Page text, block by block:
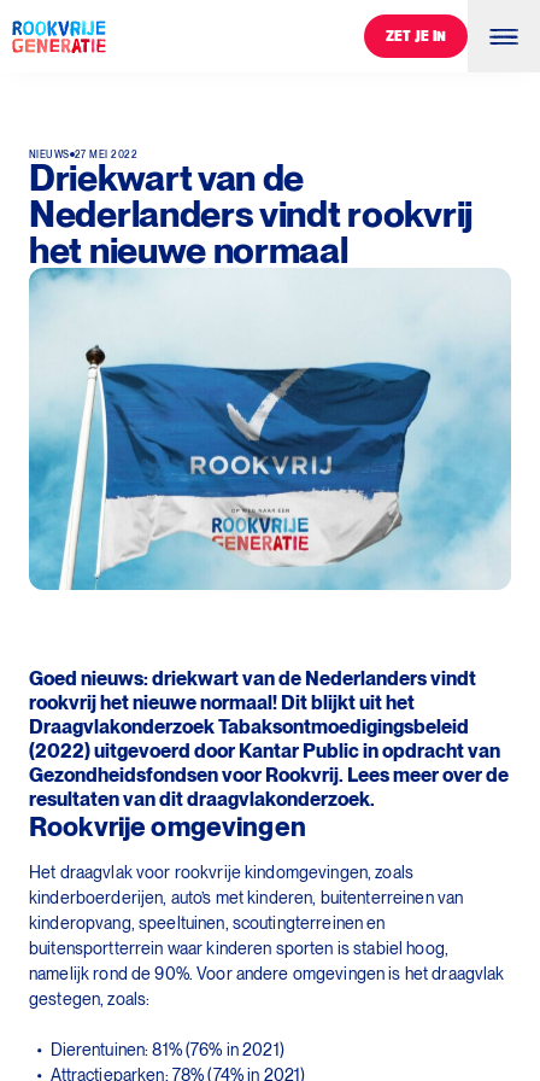
ZET JE IN
ZET JE IN
0%
NIEUWS 27 MEI 2022
Driekwart van de
Nederlanders vindt rookvrij
het nieuwe normaal
Goed nieuws: driekwart van de Nederlanders vindt
rookvrij het nieuwe normaal! Dit blijkt uit het
Draagvlakonderzoek Tabaksontmoedigingsbeleid
(2022) uitgevoerd door Kantar Public in opdracht van
Gezondheidsfondsen voor Rookvrij. Lees meer over de
resultaten van dit draagvlakonderzoek.
Rookvrije omgevingen
Het draagvlak voor rookvrije kindomgevingen, zoals
kinderboerderijen, auto’s met kinderen, buitenterreinen van
kinderopvang, speeltuinen, scoutingterreinen en
buitensportterrein waar kinderen sporten is stabiel hoog,
namelijk rond de 90%. Voor andere omgevingen is het draagvlak
gestegen, zoals:
Dierentuinen: 81% (76% in 2021)
Attractieparken: 78% (74% in 2021)